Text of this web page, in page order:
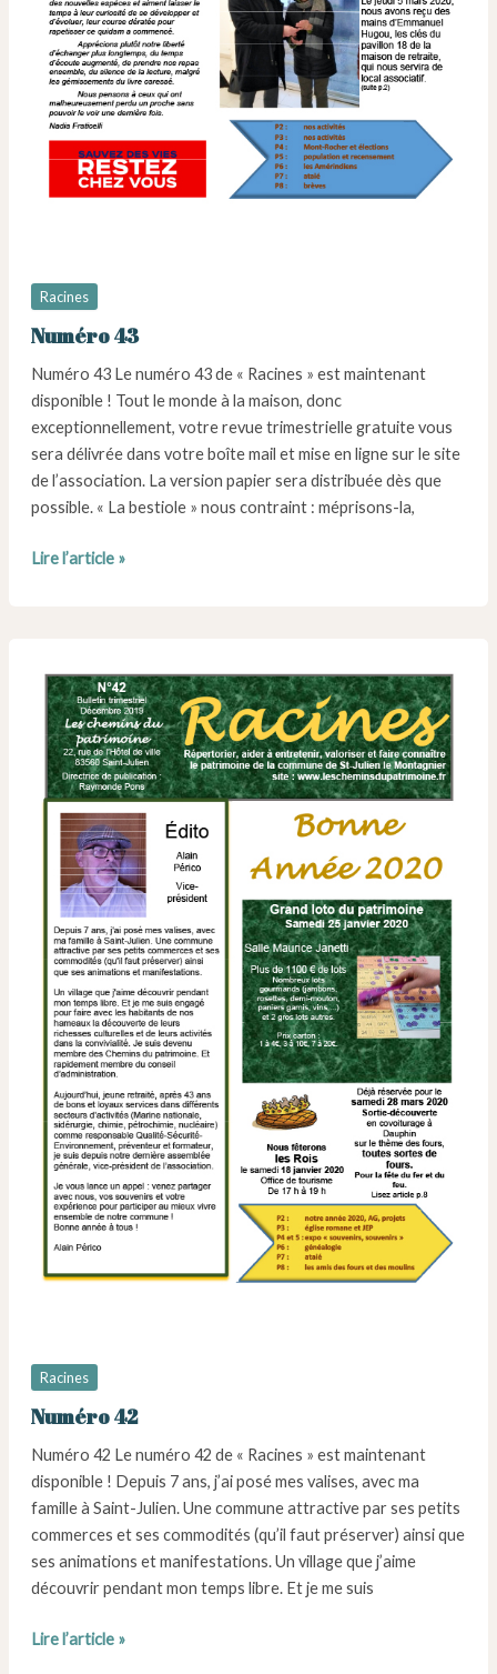
Racines
Numéro 43
Numéro 43 Le numéro 43 de « Racines » est maintenant
disponible ! Tout le monde à la maison, donc
exceptionnellement, votre revue trimestrielle gratuite vous
sera délivrée dans votre boîte mail et mise en ligne sur le site
de l’association. La version papier sera distribuée dès que
possible. « La bestiole » nous contraint : méprisons-la,
Numéro
Lire l’article »
Racines
Numéro 42
Numéro 42 Le numéro 42 de « Racines » est maintenant
disponible ! Depuis 7 ans, j’ai posé mes valises, avec ma
famille à Saint-Julien. Une commune attractive par ses petits
commerces et ses commodités (qu’il faut préserver) ainsi que
ses animations et manifestations. Un village que j’aime
découvrir pendant mon temps libre. Et je me suis
Numéro
Lire l’article »